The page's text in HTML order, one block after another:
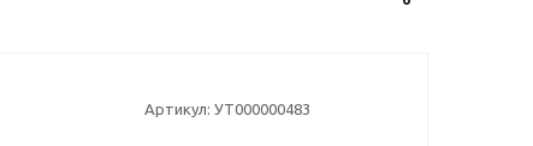
Артикул: УТ000000483